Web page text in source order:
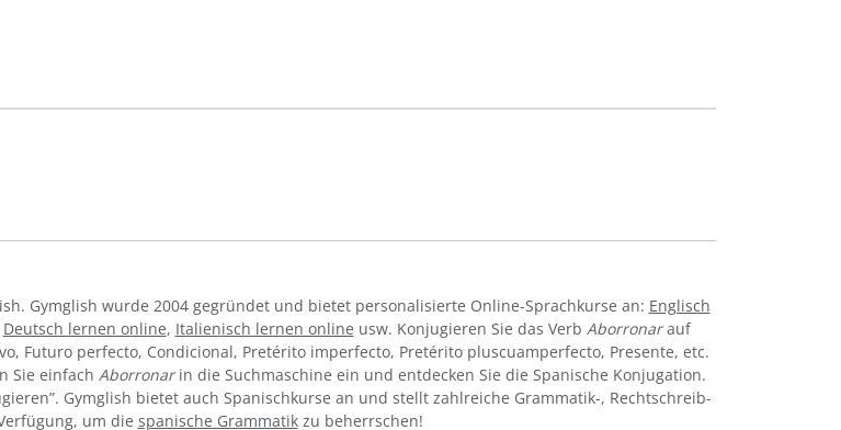
Gymglish wurde 2004 gegründet und bietet personalisierte Online-Sprachkurse an: Englisch
Deutsch lernen online, Italienisch lernen online usw. Konjugieren Sie das Verb Aborronarauf
Futuro perfecto, Condicional, Pretérito imperfecto, Pretérito pluscuamperfecto, Presente, etc.
Sie einfach Aborronarin die Suchmaschine ein und entdecken Sie die Spanische Konjugation.
Gymglish bietet auch Spanischkurse an und stellt zahlreiche Grammatik-, Rechtschreib-
um die spanische Grammatikzu beherrschen!